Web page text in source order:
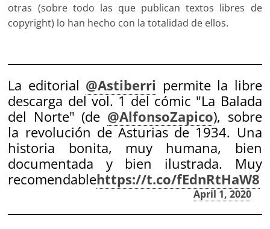
otras (sobre todo las que publican textos libres de
copyright) lo han hecho con la totalidad de ellos.
La editorial @Astiberri permite la libre
descarga del vol. 1 del cómic "La Balada
del Norte" (de @AlfonsoZapico), sobre
la revolución de Asturias de 1934. Una
historia bonita, muy humana, bien
documentada y bien ilustrada. Muy
recomendablehttps://t.co/fEdnRtHaW8
— Todo Por Hacer (@TodoPorHacer1)April 1, 2020